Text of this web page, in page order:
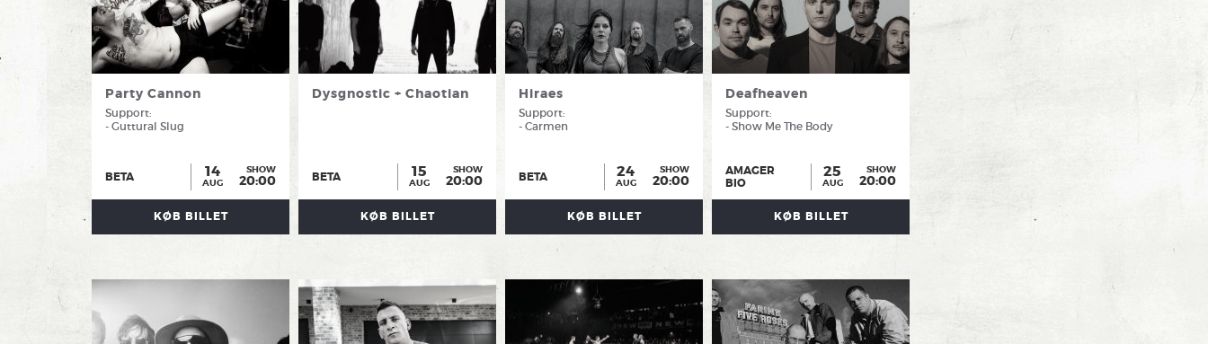
Party Cannon
Support:
- Guttural Slug
BETA 14
AUG
SHOW
20:00
KØB BILLET
Dysgnostic + Chaotian
BETA 15
AUG
SHOW
20:00
KØB BILLET
Hiraes
Support:
- Carmen
BETA 24
AUG
SHOW
20:00
KØB BILLET
Deafheaven
Support:
- Show Me The Body
AMAGER
BIO
25
AUG
SHOW
20:00
KØB BILLET